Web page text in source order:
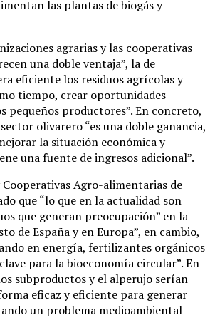
las plantas de biogás y
agrarias y las cooperativas
una doble ventaja”, la de
eficiente los residuos agrícolas y
tiempo, crear oportunidades
pequeños productores”. En concreto,
olivarero “es una doble ganancia,
la situación económica y
una fuente de ingresos adicional”.
Cooperativas Agro-alimentarias de
que “lo que en la actualidad son
que generan preocupación” en la
de España y en Europa”, en cambio,
en energía, fertilizantes orgánicos
para la bioeconomía circular”. En
subproductos y el alperujo serían
eficaz y eficiente para generar
un problema medioambiental